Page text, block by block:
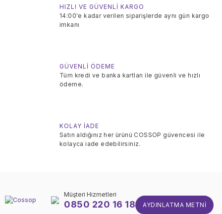
HIZLI VE GÜVENLİ KARGO
14:00'e kadar verilen siparişlerde aynı gün kargo
imkanı
GÜVENLİ ÖDEME
Tüm kredi ve banka kartları ile güvenli ve hızlı
ödeme.
KOLAY İADE
Satın aldığınız her ürünü COSSOP güvencesi ile
kolayca iade edebilirsiniz.
Müşteri Hizmetleri
0850 220 16 18 AYDINLATMA METNI